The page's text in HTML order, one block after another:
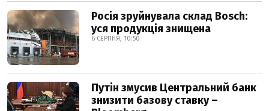
Росія зруйнувала склад Bosch:
уся продукція знищена
6 СЕРПНЯ, 10:50
Путін змусив Центральний банк
знизити базову ставку –